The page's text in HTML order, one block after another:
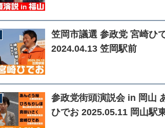
笠岡市議選 参政党 宮崎ひ
2024.04.13 笠岡駅前
参政党街頭演説会 in 岡山
ひでお 2025.05.11 岡山駅